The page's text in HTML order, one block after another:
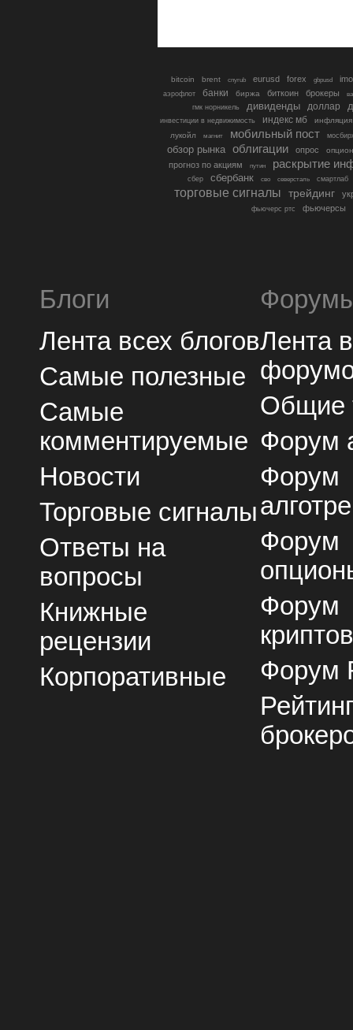
bitcoin brent cnyrub eurusd forex gbpusd
аэрофлот банки биржа биткоин брокеры
гмк норникель
дивиденды доллар
инвестиции в недвижимость индекс мб
инфляция
лукойл
магнит мобильный пост
обзор рынка облигации опрос
прогноз по акциям путин раскрытие
сбер сбербанк сво северсталь смартлаб
торговые сигналы трейдинг
фьючерс ртс фьючерсы
Блоги
Лента всех блогов
Самые полезные
Самые
комментируемые
Новости
Торговые сигналы
Ответы на
вопросы
Книжные
рецензии
Корпоративные
Лента
Общие
Форум
Форум
Форум
Форум
Форум